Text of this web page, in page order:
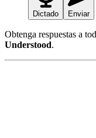
Dictado Enviar
Obtenga respuestas a
Understood.